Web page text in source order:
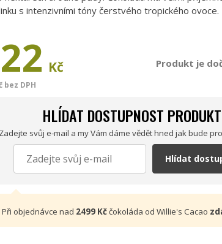
s intenzivními tóny čerstvého tropického ovoce.
Kč
bez DPH
Produkt je
HLÍDAT DOSTUPNOST
Zadejte svůj e-mail a my Vám dáme vědět hned jak bude
Hlídat
Při objednávce nad 2499 Kččokoláda od Willie's Cacao